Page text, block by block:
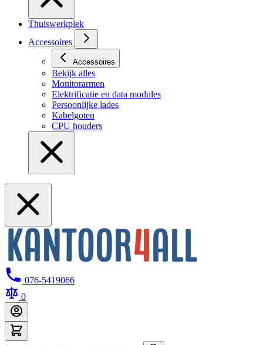
Thuiswerkplek
Accessoires
Accessoires
Bekijk alles
Monitorarmen
Elektrificatie en data modules
Persoonlijke lades
Kabelgoten
CPU houders
076-5419066
0